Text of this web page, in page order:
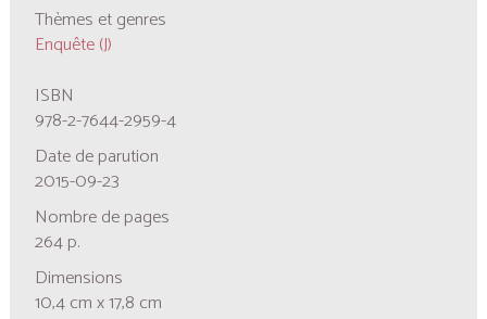
Thèmes et genres
Enquête (J)
ISBN
978-2-7644-2959-4
Date de parution
2015-09-23
Nombre de pages
264 p.
Dimensions
10,4 cm x 17,8 cm